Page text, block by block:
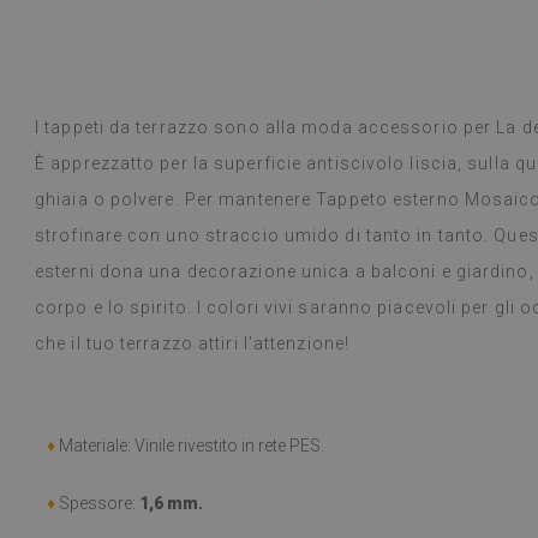
I tappeti da terrazzo sono alla moda accessorio per La
È apprezzatto per la superficie antiscivolo liscia, sulla
ghiaia o polvere. Per mantenere Tappeto esterno
strofinare con uno straccio umido di tanto in tanto.
esterni dona una decorazione unica a balconi e giardino,
corpo e lo spirito. I colori vivi saranno piacevoli per gli
che il tuo terrazzo attiri l’attenzione!
♦ Materiale: Vinile rivestito in rete PES.
♦ Spessore: 1,6 mm.
promesso, era
l'effetto è
ancora stupita
fare un lavoro
settimana e,
fornelli a gas
alcun
panno umido
1 anno fa